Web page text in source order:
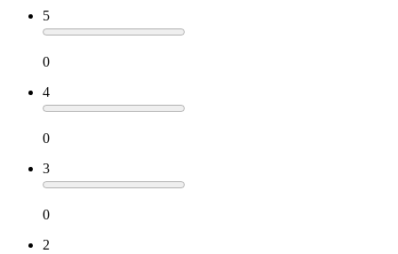
5
0
4
0
3
0
2